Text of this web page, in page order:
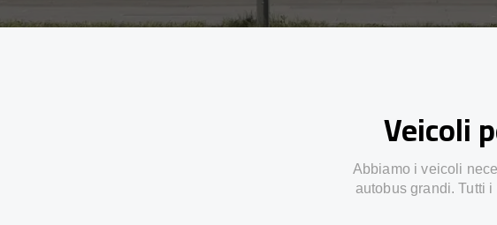
Veicoli
Abbiamo i veicoli
autobus grandi. Tutti